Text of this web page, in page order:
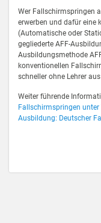
Wer Fallschirmspringen
erwerben und dafür eine
(Automatische oder
gegliederte AFF-
Ausbildungsmethode
konventionellen
schneller ohne Lehrer
Weiter führende
Fallschirmspringen unter
Ausbildung: Deutscher